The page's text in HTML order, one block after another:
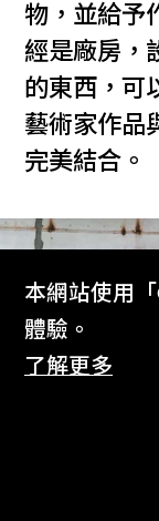
本網站使用
體驗。
了解更多
物，並給予
經是廠房，
的東西，可
藝術家作品
完美結合。